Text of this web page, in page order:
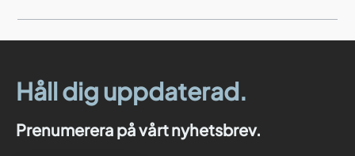
Håll dig uppdaterad.
Prenumerera på vårt nyhetsbrev.